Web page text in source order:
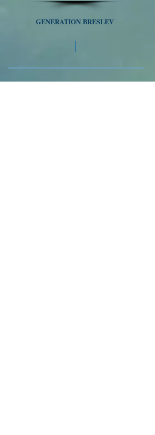
GENERATION BRESLEV